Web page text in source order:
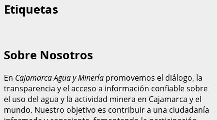
Etiquetas
Sobre Nosotros
En Cajamarca Agua y Minería promovemos el diálogo, la
transparencia y el acceso a información confiable sobre
el uso del agua y la actividad minera en Cajamarca y el
mundo. Nuestro objetivo es contribuir a una ciudadanía